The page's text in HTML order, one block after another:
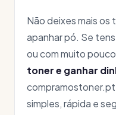
Não deixes mais os
apanhar pó. Se
ou com muito
toner e ganhar
simples, rápida e